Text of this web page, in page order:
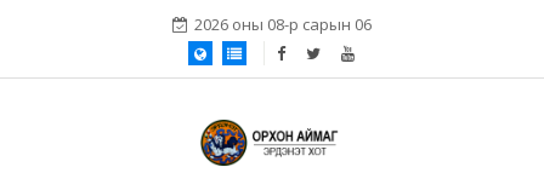
2026 оны 08-р сарын 06